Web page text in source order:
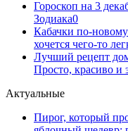
Гороскоп на 3
Зодиака0
Кабачки по-
хочется чего-то
Лучший рецепт
Просто, красиво и
Актуальные
Пирог, который